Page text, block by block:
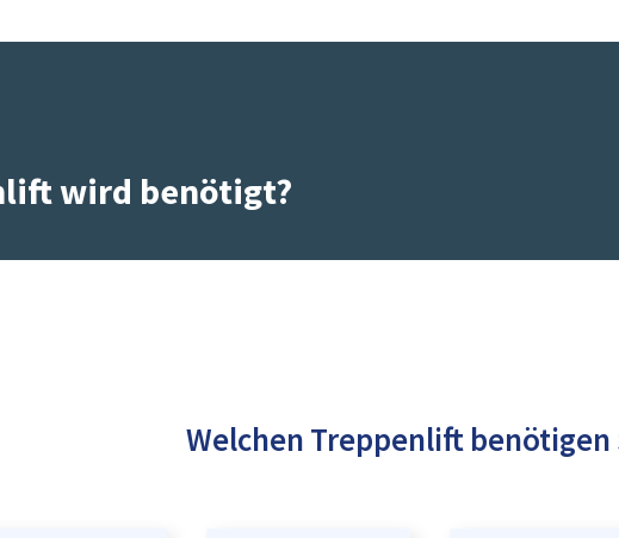
wird benötigt?
Welchen Treppenlift benötigen